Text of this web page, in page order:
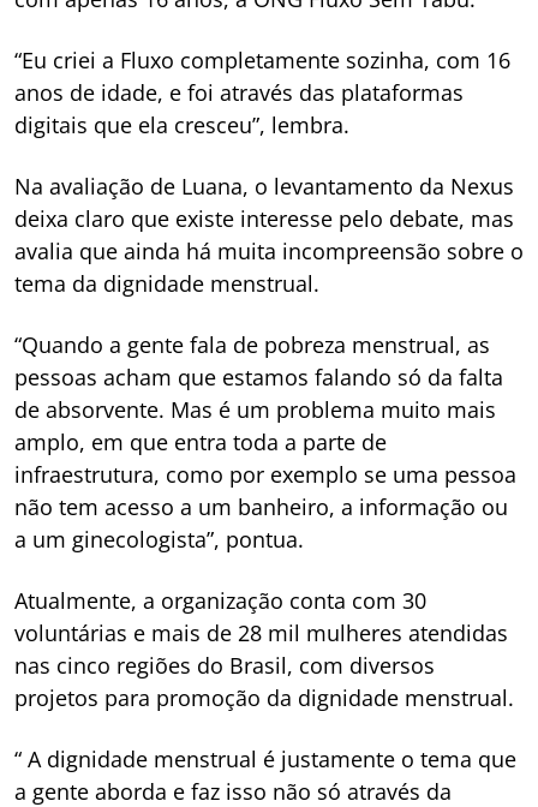
“Eu criei a Fluxo completamente sozinha, com 16
anos de idade, e foi através das plataformas
digitais que ela cresceu”, lembra.
Na avaliação de Luana, o levantamento da Nexus
deixa claro que existe interesse pelo debate, mas
avalia que ainda há muita incompreensão sobre o
tema da dignidade menstrual.
“Quando a gente fala de pobreza menstrual, as
pessoas acham que estamos falando só da falta
de absorvente. Mas é um problema muito mais
amplo, em que entra toda a parte de
infraestrutura, como por exemplo se uma pessoa
não tem acesso a um banheiro, a informação ou
a um ginecologista”, pontua.
Atualmente, a organização conta com 30
voluntárias e mais de 28 mil mulheres atendidas
nas cinco regiões do Brasil, com diversos
projetos para promoção da dignidade menstrual.
“ A dignidade menstrual é justamente o tema que
a gente aborda e faz isso não só através da